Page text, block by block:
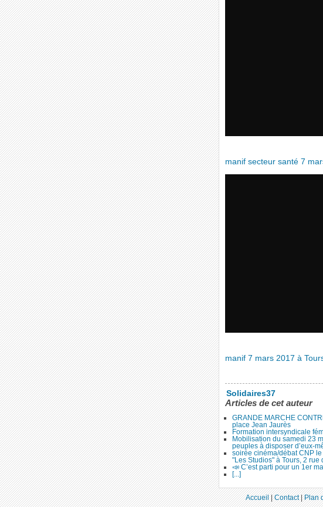
manif secteur santé 7
manif 7 mars 2017 à
Solidaires37
Articles de cet auteur
GRANDE MARCHE
place Jean Jaurès
Formation intersyndicale
Mobilisation du samedi 23
peuples à disposer d’eux-
soirée cinéma/débat CNP
"Les Studios" à Tours, 2 rue
📣 C’est parti pour un 1er
[...]
Accueil|Contact|Plan